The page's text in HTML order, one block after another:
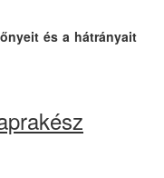
és a hátrányait